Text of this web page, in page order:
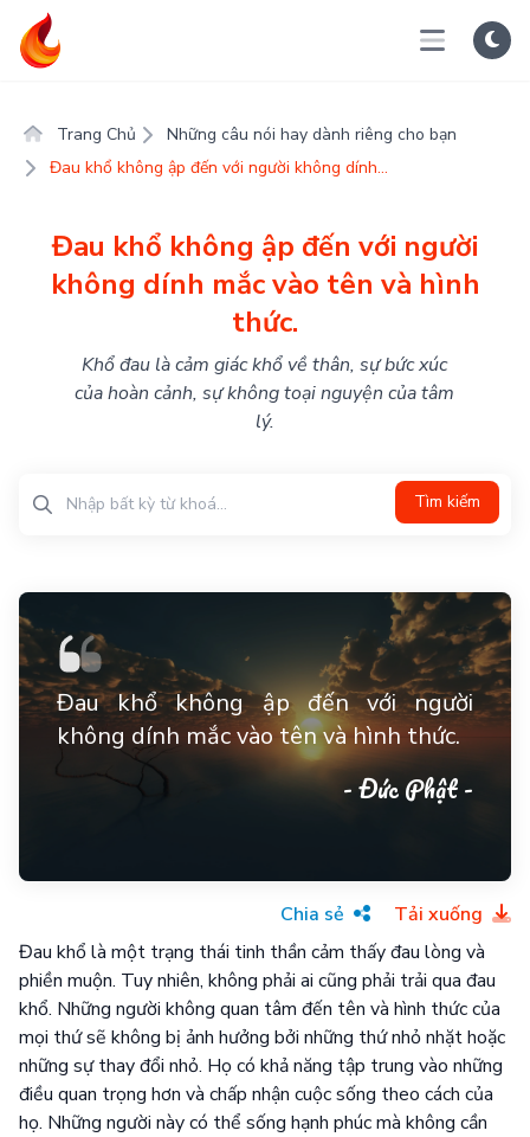
Trang Chủ
Những câu nói hay dành riêng cho bạn
Đau khổ không ập đến với người không dính...
Đau khổ không ập đến với người
không dính mắc vào tên và hình
thức.
Khổ đau là cảm giác khổ về thân, sự bức xúc
của hoàn cảnh, sự không toại nguyện của tâm
lý.
Tìm kiếm
Đau khổ không ập đến với người
không dính mắc vào tên và hình thức.
- Đức Phật -
Chia sẻ
Tải xuống
Đau khổ là một trạng thái tinh thần cảm thấy đau lòng và
phiền muộn. Tuy nhiên, không phải ai cũng phải trải qua đau
khổ. Những người không quan tâm đến tên và hình thức của
mọi thứ sẽ không bị ảnh hưởng bởi những thứ nhỏ nhặt hoặc
những sự thay đổi nhỏ. Họ có khả năng tập trung vào những
điều quan trọng hơn và chấp nhận cuộc sống theo cách của
họ. Những người này có thể sống hạnh phúc mà không cần